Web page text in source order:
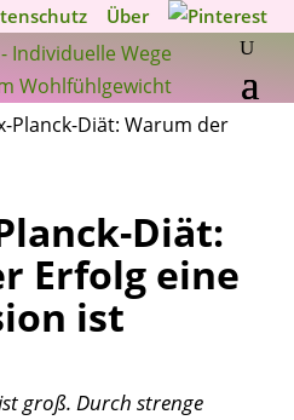
Über
Planck-Diät: Warum der
Diät:
Erfolg eine
ist
groß. Durch strenge